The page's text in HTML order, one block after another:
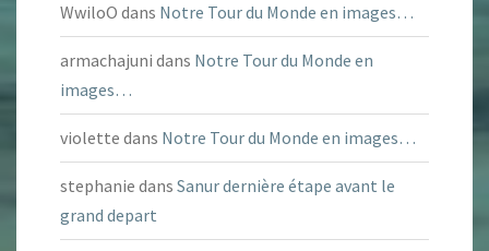
WwiloO dans Notre Tour du Monde en images…
armachajuni dans Notre Tour du Monde en
images…
violette dans Notre Tour du Monde en images…
stephanie dans Sanur dernière étape avant le
grand depart